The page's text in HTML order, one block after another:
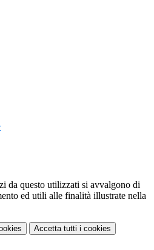
da questo utilizzati si avvalgono di
ed utili alle finalità illustrate nella
Accetta tutti i cookies